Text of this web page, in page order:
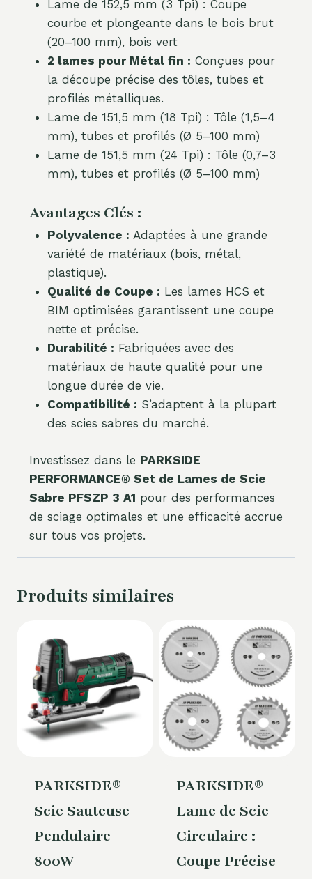
Lame de 152,5 mm (3 Tpi) : Coupe
courbe et plongeante dans le bois brut
(20–100 mm), bois vert
2 lames pour Métal fin : Conçues pour
la découpe précise des tôles, tubes et
profilés métalliques.
Lame de 151,5 mm (18 Tpi) : Tôle (1,5–4
mm), tubes et profilés (Ø 5–100 mm)
Lame de 151,5 mm (24 Tpi) : Tôle (0,7–3
mm), tubes et profilés (Ø 5–100 mm)
Avantages Clés :
Polyvalence : Adaptées à une grande
variété de matériaux (bois, métal,
plastique).
Qualité de Coupe : Les lames HCS et
BIM optimisées garantissent une coupe
nette et précise.
Durabilité : Fabriquées avec des
matériaux de haute qualité pour une
longue durée de vie.
Compatibilité : S’adaptent à la plupart
des scies sabres du marché.
Investissez dans le PARKSIDE
PERFORMANCE® Set de Lames de Scie
Sabre PFSZP 3 A1 pour des performances
de sciage optimales et une efficacité accrue
sur tous vos projets.
Produits similaires
PARKSIDE®
Scie Sauteuse
Pendulaire
800W –
PARKSIDE®
Lame de Scie
Circulaire :
Coupe Précise